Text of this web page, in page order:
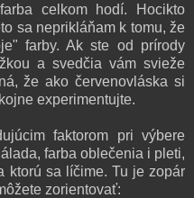
celkom hodí. Hocikto
sa neprikláňam k tomu, že
farby. Ak ste od prírody
a svedčia vám svieže
že ako červenovláska si
experimentujte.
faktorom pri výbere
farba oblečenia i pleti,
ktorú sa líčime. Tu je zopár
zorientovať: